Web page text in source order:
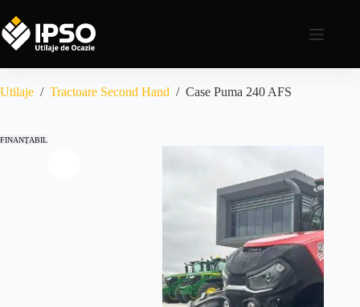
Utilaje / Tractoare Second Hand / Case Puma 240 AFS
FINANȚABIL